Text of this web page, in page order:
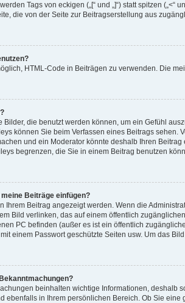
Tags von eckigen („[“ und „]“) statt spitzen
die von der Seite zur Beitragserstellung aus
HTML-Code in Beiträgen zu verwenden. Die
Bilder, die benutzt werden können, um ein Gefühl
können Sie beim Verfassen eines Beitrags
und ein Moderator könnte deshalb Ihren
begrenzen, die Sie in einem Beitrag benutzen
Beiträge einfügen?
Ihrem Beitrag angezeigt werden. Wenn die
Bild verlinken, das auf einem öffentlich
PC befinden (außer es ist ein öffentlich
einem Passwort geschützte Seiten usw. Um das
beinhalten wichtige Informationen, deshalb
ebenfalls in Ihrem persönlichen Bereich. Ob Sie